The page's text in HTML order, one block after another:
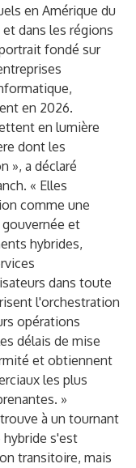
en Amérique du
dans les régions
fondé sur
en 2026.
en lumière
dont les
», a déclaré
« Elles
comme une
et
hybrides,
dans toute
l'orchestration
opérations
délais de mise
et obtiennent
les plus
»
à un tournant
s'est
transitoire, mais